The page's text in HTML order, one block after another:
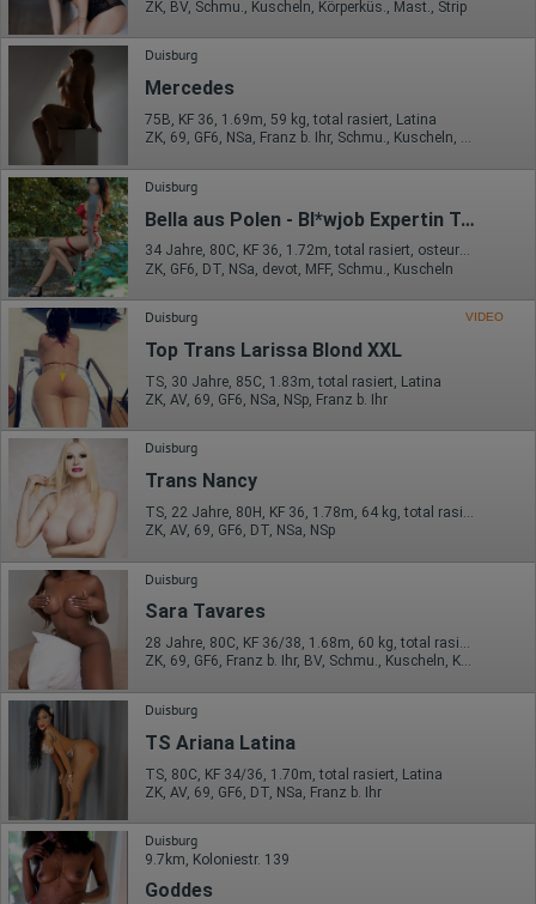
Die erzeugten Informationen über die Benutzung unserer
Webseiten sowie die von dem Browser übermittelte IP-Adresse
werden übertragen und gespeichert. Dabei können aus den
verarbeiteten Daten pseudonyme Nutzungsprofile der Nutzer
erstellt werden. Diese Informationen wird Google gegebenenfalls
auch an Dritte übertragen, sofern dies gesetzlich
vorgeschrieben wird oder, soweit Dritte diese Daten im Auftrag
von Google verarbeiten. Die IP-Adresse der Nutzer wird von
Google innerhalb von Mitgliedstaaten der Europäischen Union
oder in anderen Vertragsstaaten des Abkommens über den
Europäischen Wirtschaftsraum gekürzt, dies bedeutet, dass alle
Daten anonym erhoben werden. Nur in Ausnahmefällen wird die
volle IP-Adresse an einen Server von Google in den USA
übertragen und dort gekürzt. Die von dem Browser des Nutzers
übermittelte IP-Adresse wird nicht mit anderen Daten von Google
zusammengeführt.
Erhobene Informationen zum Besucherverhalten sind folgende:
Herkunft (Land und Stadt)
Sprache
Betriebssystem
Gerät (PC, Tablet-PC oder Smartphone)
Browser und alle verwendeten Add-ons
Auflösung des Computers
Besucherquelle (Facebook, Suchmaschine oder
verweisende Webseite)
Welche Dateien wurden heruntergeladen?
Welche Videos angeschaut?
Wurden Werbebanner angeklickt?
Wohin ging der Besucher? Klickte er auf weitere Seiten des
Portals oder hat er sie komplett verlassen?
Wie lange blieb der Besucher?
Ort der Verarbeitung:
Europäische Union & USA
Hotjar
Wir nutzen Hotjar als Webanalysedient. Es wird verwendet, um
Daten über das Benutzerverhalten zu sammeln. Hotjar kann
auch im Rahmen von Umfragen und Feedbackfunktionen, die
auf unserer Website eingebunden sind, von Ihnen bereitgestellte
Informationen verarbeiten.
Herausgeber:
Hotjar Limited, Malta
ZK, BV, Schmu., Kuscheln, Körperküs., Mast., Strip
Duisburg
Mercedes
75B, KF 36, 1.69m, 59 kg, total rasiert, Latina
ZK, 69, GF6, NSa, Franz b. Ihr, Schmu., Kuscheln, Körperküs.
Duisburg
Bella aus Polen - Bl*wjob Expertin Termine ab 8 Uhr morgens
34 Jahre, 80C, KF 36, 1.72m, total rasiert, osteuropäisch
ZK, GF6, DT, NSa, devot, MFF, Schmu., Kuscheln
Duisburg VIDEO
Top Trans Larissa Blond XXL
TS, 30 Jahre, 85C, 1.83m, total rasiert, Latina
ZK, AV, 69, GF6, NSa, NSp, Franz b. Ihr
Duisburg
Trans Nancy
TS, 22 Jahre, 80H, KF 36, 1.78m, 64 kg, total rasiert, deutsch
ZK, AV, 69, GF6, DT, NSa, NSp
Duisburg
Sara Tavares
28 Jahre, 80C, KF 36/38, 1.68m, 60 kg, total rasiert, afrikanisch
ZK, 69, GF6, Franz b. Ihr, BV, Schmu., Kuscheln, Körperküs.
Duisburg
TS Ariana Latina
TS, 80C, KF 34/36, 1.70m, total rasiert, Latina
ZK, AV, 69, GF6, DT, NSa, Franz b. Ihr
Duisburg
9.7km, Koloniestr. 139
Goddes